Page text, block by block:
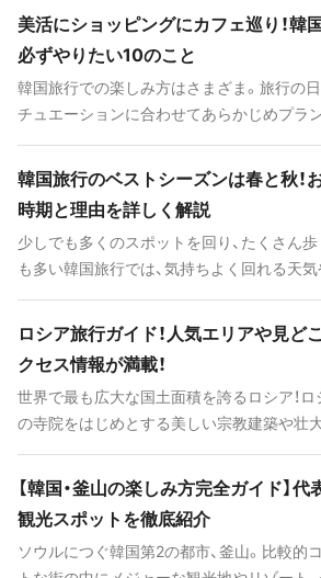
行におすすめの日数やモデルプラン、お金事
いてご紹介します！ この記事でスケジュールのイメ
ージを持ってから、楽しい韓国旅行へ出かけ
う！
美活にショッピングにカフェ巡り！韓
必ずやりたい10のこと
韓国旅行での楽しみ方はさまざま。旅行の
チュエーションに合わせてあらかじめプラ
とをご紹介します。
韓国旅行のベストシーズンは春と秋！
時期と理由を詳しく解説
少しでも多くのスポットを回り、たくさん歩
も多い韓国旅行では、気持ちよく回れる天気
でないと楽しめないこともあるので逃した
せん。そこで今回は韓国旅行のベストシーズ
いてお伝えします。
ロシア旅行ガイド！人気エリアや見ど
クセス情報が満載！
世界で最も広大な国土面積を誇るロシア！ロ
の寺院をはじめとする美しい宗教建築や壮
ら最短2時間半でアクセス出来ることから近
を集めている人気な旅行先です。このページ
シアの人気エリアや見どころ、アクセス情報
その他旅行前に知っておきたい情報などを
【韓国・釜山の楽しみ方完全ガイド】代
観光スポットを徹底紹介
ソウルにつぐ韓国第2の都市、釜山。比較的